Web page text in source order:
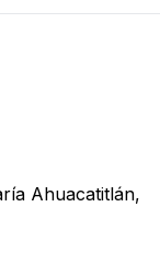
Ahuacatitlán,